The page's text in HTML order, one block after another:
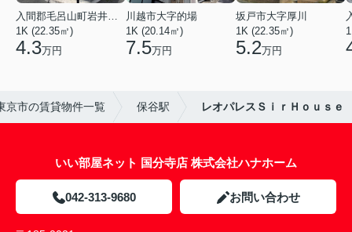
入間郡毛呂山町岩井西１丁目
1K (22.35㎡)
4.3万円
川越市大字的場
1K (20.14㎡)
7.5万円
坂戸市大字厚川
1K (22.35㎡)
5.2万円
京市の賃貸物件一覧 保谷駅 レオパレスＳｉｒＨｏｕｓｅ
いい部屋ネット 国分寺店 株式会社ハナホーム
042-313-9680 お問い合わせ